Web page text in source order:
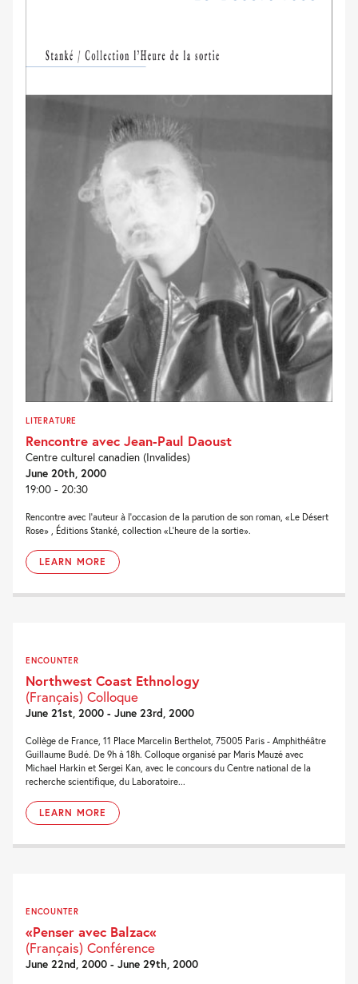
LITERATURE
Rencontre avec Jean-Paul Daoust
Centre culturel canadien (Invalides)
June 20th, 2000
19:00 - 20:30
Rencontre avec l'auteur à l'occasion de la parution de son roman, «Le Désert
Rose» , Éditions Stanké, collection «L'heure de la sortie».
LEARN MORE
ENCOUNTER
Northwest Coast Ethnology
(Français) Colloque
June 21st, 2000 - June 23rd, 2000
Collège de France, 11 Place Marcelin Berthelot, 75005 Paris - Amphithéâtre
Guillaume Budé. De 9h à 18h. Colloque organisé par Maris Mauzé avec
Michael Harkin et Sergei Kan, avec le concours du Centre national de la
recherche scientifique, du Laboratoire...
LEARN MORE
ENCOUNTER
«Penser avec Balzac«
(Français) Conférence
June 22nd, 2000 - June 29th, 2000